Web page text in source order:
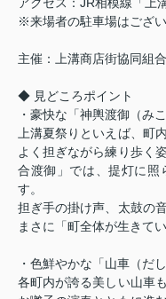
※来場者の駐車場はござい
主催：上溝商店街協同組
◆ 見どころポイント
・豪快な「神輿渡御（み
上溝夏祭りといえば、町
よく担ぎながら練り歩く
合渡御」では、提灯に照
す。
担ぎ手の掛け声、太鼓の
まさに「町全体が生きて
・色鮮やかな「山車（だ
各町内が誇る美しい山車